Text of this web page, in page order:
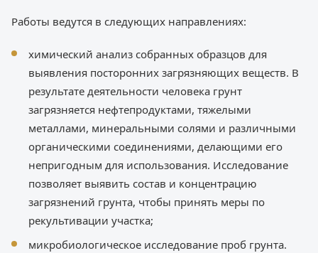
Работы ведутся в следующих направлениях:
химический анализ собранных образцов для
выявления посторонних загрязняющих веществ. В
результате деятельности человека грунт
загрязняется нефтепродуктами, тяжелыми
металлами, минеральными солями и различными
органическими соединениями, делающими его
непригодным для использования. Исследование
позволяет выявить состав и концентрацию
загрязнений грунта, чтобы принять меры по
рекультивации участка;
микробиологическое исследование проб грунта.